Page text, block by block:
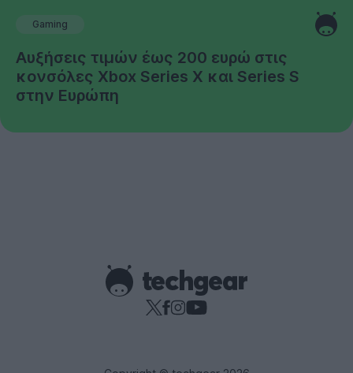
Gaming
Αυξήσεις τιμών έως 200 ευρώ στις
κονσόλες Xbox Series X και Series S
στην Ευρώπη